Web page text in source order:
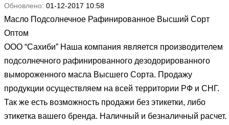
Обновлено: 01-12-2017 10:58
Масло Подсолнечное Рафинированное Высший Сорт
Оптом
ООО “Сахиби” Наша компания является производителем
подсолнечного рафинированного дезодорированного
вымороженного масла Высшего Сорта. Продажу
продукции осуществляем на всей территории РФ и СНГ.
Так же есть возможность продажи без этикетки, либо
этикетка вашего бренда. Наличный и безналичный расчет.